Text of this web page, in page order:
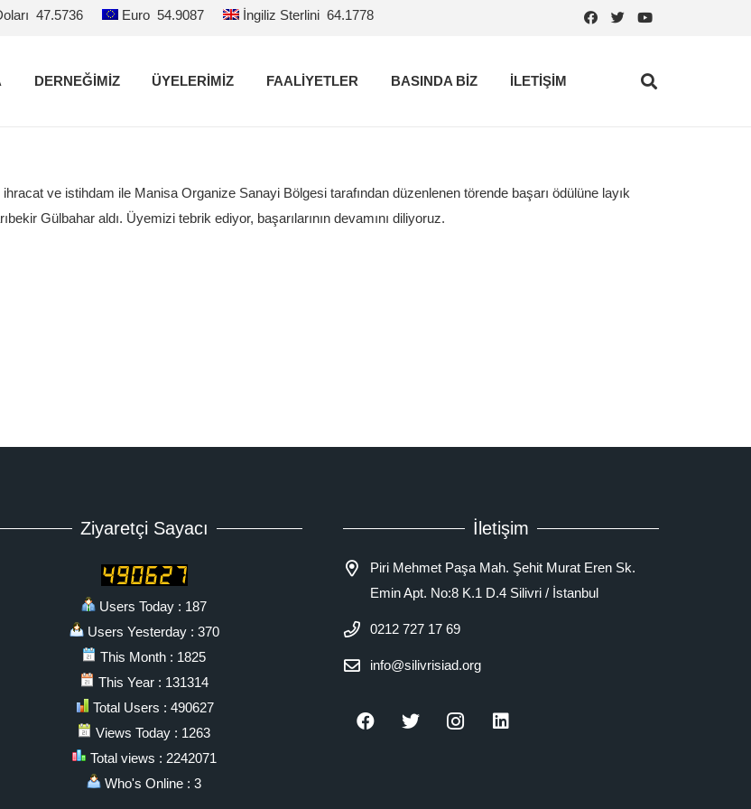
47.5736 Euro 54.9087 İngiliz Sterlini 64.1778
DERNEĞİMİZ ÜYELERİMİZ FAALİYETLER BASINDA BİZ İLETİŞİM
ve istihdam ile Manisa Organize Sanayi Bölgesi tarafından düzenlenen törende başarı ödülüne layık
Gülbahar aldı. Üyemizi tebrik ediyor, başarılarının devamını diliyoruz.
Ziyaretçi Sayacı
Users Today : 187
Users Yesterday : 370
This Month : 1825
This Year : 131314
Total Users : 490627
Views Today : 1263
Total views : 2242071
Who's Online : 3
İletişim
Piri Mehmet Paşa Mah. Şehit Murat Eren Sk.
Emin Apt. No:8 K.1 D.4 Silivri / İstanbul
0212 727 17 69
info@silivrisiad.org